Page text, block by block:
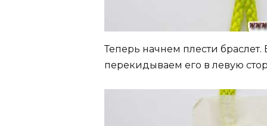
Теперь начнем плести
перекидываем его в левую